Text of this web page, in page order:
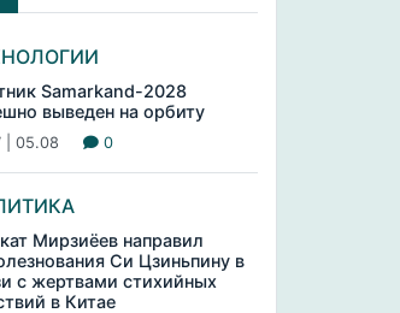
Samarkand-2028
выведен на орбиту
| 05.08 0
Мирзиёев направил
Си Цзиньпину в
с жертвами стихийных
в Китае